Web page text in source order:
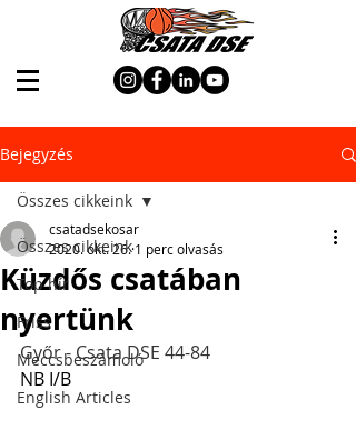
Bejegyzés
Összes cikkeink
Top hír
Friss
Meccsbeszámoló
English Articles
Összes cikkeink
Küzdős csatában
nyertünk
csatadsekosar
2020. okt. 26. 1 perc olvasás
Győr - Csata DSE 44-84
NB I/B